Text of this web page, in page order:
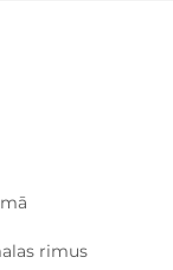
rimus